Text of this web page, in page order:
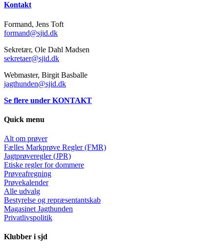
Kontakt
Formand, Jens Toft
formand@sjid.dk
Sekretær, Ole Dahl Madsen
sekretaer@sjid.dk
Webmaster, Birgit Basballe
jagthunden@sjid.dk
Se flere under KONTAKT
Quick menu
Alt om prøver
Fælles Markprøve Regler (FMR)
Jagtprøveregler (JPR)
Etiske regler for dommere
Prøveafregning
Prøvekalender
Alle udvalg
Bestyrelse og repræsentantskab
Magasinet Jagthunden
Privatlivspolitik
Klubber i sjd